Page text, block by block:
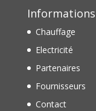
Informations
Chauffage
Electricité
Partenaires
Fournisseurs
Contact